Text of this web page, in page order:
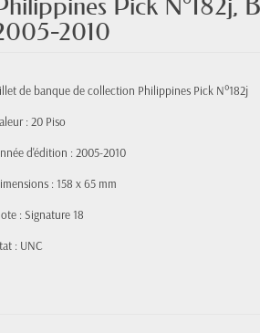
2010
de banque de collection Philippines Pick N°182j
: 20 Piso
d'édition : 2005-2010
: 158 x 65 mm
: Signature 18
: UNC